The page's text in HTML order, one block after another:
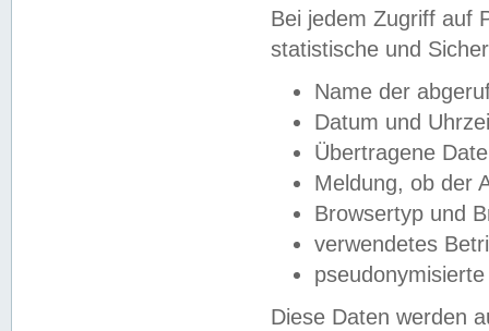
Bei jedem Zugriff auf
statistische und
Name der
Datum und
Übertragene
Meldung, ob der
Browsertyp und
verwendetes
Diese Daten werden